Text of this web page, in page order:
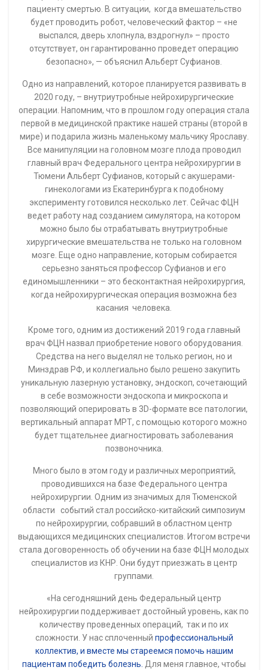
пациенту смертью. В ситуации, когда вмешательство
будет проводить робот, человеческий фактор – «не
выспался, дверь хлопнула, вздрогнул» – просто
отсутствует, он гарантированно проведет операцию
безопасно», — объяснил Альберт Суфианов.
Одно из направлений, которое планируется развивать в
2020 году, – внутриутробные нейрохирургические
операции. Напомним, что в прошлом году операция стала
первой в медицинской практике нашей страны (второй в
мире) и подарила жизнь маленькому мальчику Ярославу.
Все манипуляции на головном мозге плода проводил
главный врач Федерального центра нейрохирургии в
Тюмени Альберт Суфианов, который с акушерами-
гинекологами из Екатеринбурга к подобному
эксперименту готовился несколько лет. Сейчас ФЦН
ведет работу над созданием симулятора, на котором
можно было бы отрабатывать внутриутробные
хирургические вмешательства не только на головном
мозге. Еще одно направление, которым собирается
серьезно заняться профессор Суфианов и его
единомышленники – это бесконтактная нейрохирургия,
когда нейрохирургическая операция возможна без
касания человека.
Кроме того, одним из достижений 2019 года главный
врач ФЦН назвал приобретение нового оборудования.
Средства на него выделял не только регион, но и
Минздрав РФ, и коллегиально было решено закупить
уникальную лазерную установку, эндоскоп, сочетающий
в себе возможности эндоскопа и микроскопа и
позволяющий оперировать в 3D-формате все патологии,
вертикальный аппарат МРТ, с помощью которого можно
будет тщательнее диагностировать заболевания
позвоночника.
Много было в этом году и различных мероприятий,
проводившихся на базе Федерального центра
нейрохирургии. Одним из значимых для Тюменской
области событий стал российско-китайский симпозиум
по нейрохирургии, собравший в областном центр
выдающихся медицинских специалистов. Итогом встречи
стала договоренность об обучении на базе ФЦН молодых
специалистов из КНР. Они будут приезжать в центр
группами.
«На сегодняшний день Федеральный центр
нейрохирургии поддерживает достойный уровень, как по
количеству проведенных операций, так и по их
сложности. У нас сплоченный профессиональный
коллектив, и вместе мы стареемся помочь нашим
пациентам победить болезнь. Для меня главное, чтобы